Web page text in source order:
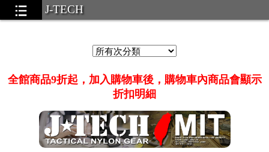
J-TECH
全館商品9折起，加入購物車後，購物車內商品會顯示
折扣明細